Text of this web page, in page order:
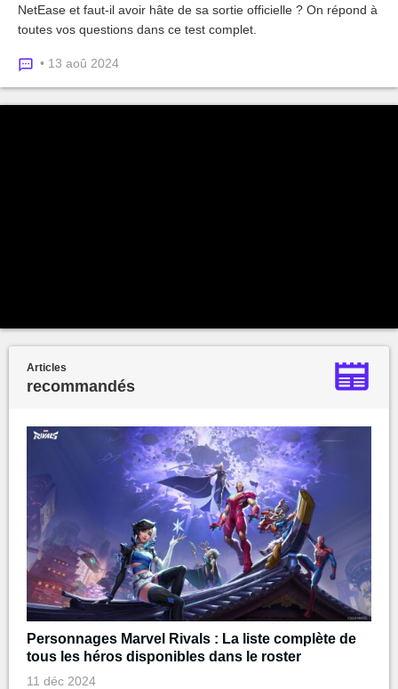
NetEase et faut-il avoir hâte de sa sortie officielle ? On répond à
toutes vos questions dans ce test complet.
• 13 aoû 2024
Articles
recommandés
Personnages Marvel Rivals : La liste complète de
tous les héros disponibles dans le roster
11 déc 2024